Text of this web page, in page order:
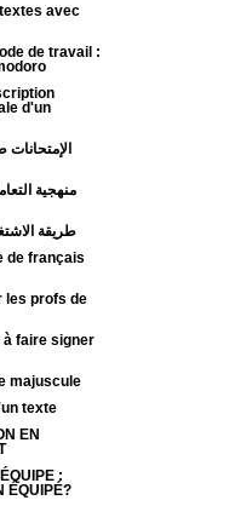
avec
de travail :
d'un
منهجية
طريقة
de français
les profs de
faire signer
majuscule
texte
EN
:
ÉQUIPÉ?